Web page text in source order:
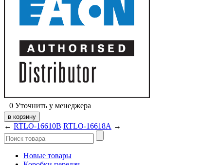
0 Уточнить у менеджера
← RTLO-16610B RTLO-16618A →
Новые товары